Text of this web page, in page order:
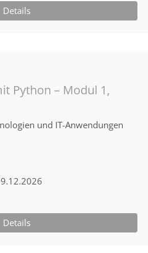
Details
Python – Modul 1,
und IT-Anwendungen
Details